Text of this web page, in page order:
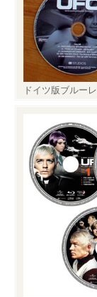
スタイルシート
ソニー バージ
デヨシ ブルー
イン
プリンタ プロ
ムラタ有子 万年筆
有効期限 東急電
訃報 谷根千 通
アーカイブ
ドイツ版ブルー